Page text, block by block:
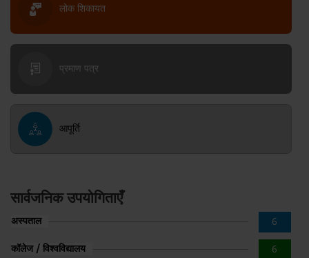
लोक शिकायत
प्रमाण पत्र
आपूर्ति
सार्वजनिक उपयोगिताएँ
6
अस्पताल
6
कॉलेज / विश्वविद्यालय